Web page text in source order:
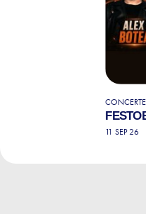
CONCERTE
11 SEP 26